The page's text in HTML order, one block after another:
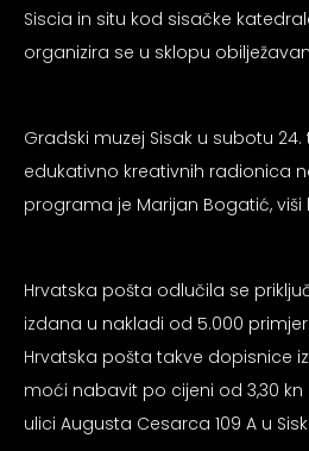
Siscia in situ kod sisačke
organizira se u sklopu
Gradski muzej Sisak u subotu
edukativno kreativnih radionica
programa je Marijan Bogatić,
Hrvatska pošta odlučila se
izdana u nakladi od 5.000
Hrvatska pošta takve dopisnice
moći nabavit po cijeni od 3,30
ulici Augusta Cesarca 109 A u